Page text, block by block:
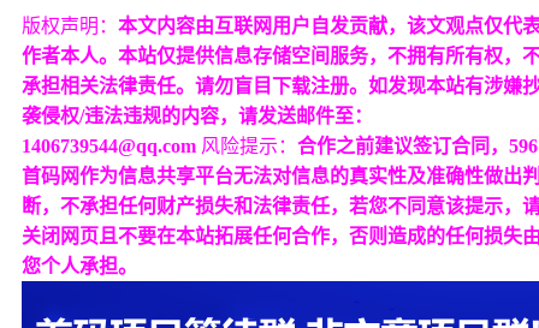
版权声明： 本文内容由互联网用户自发贡献，该文观点仅代
作者本人。本站仅提供信息存储空间服务，不拥有所有权，
承担相关法律责任。请勿盲目下载注册。如发现本站有涉嫌
袭侵权/违法违规的内容，请发送邮件至：
1406739544@qq.com 风险提示： 合作之前建议签订合同，596
首码网作为信息共享平台无法对信息的真实性及准确性做出
断，不承担任何财产损失和法律责任，若您不同意该提示，
关闭网页且不要在本站拓展任何合作，否则造成的任何损失
您个人承担。